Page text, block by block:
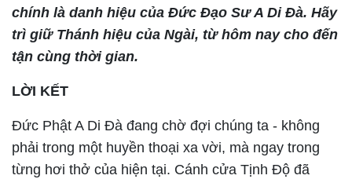
chính là danh hiệu của Đức Đạo Sư A Di Đà. Hãy
trì giữ Thánh hiệu của Ngài, từ hôm nay cho đến
tận cùng thời gian.
LỜI KẾT
Đức Phật A Di Đà đang chờ đợi chúng ta - không
phải trong một huyền thoại xa vời, mà ngay trong
từng hơi thở của hiện tại. Cánh cửa Tịnh Độ đã